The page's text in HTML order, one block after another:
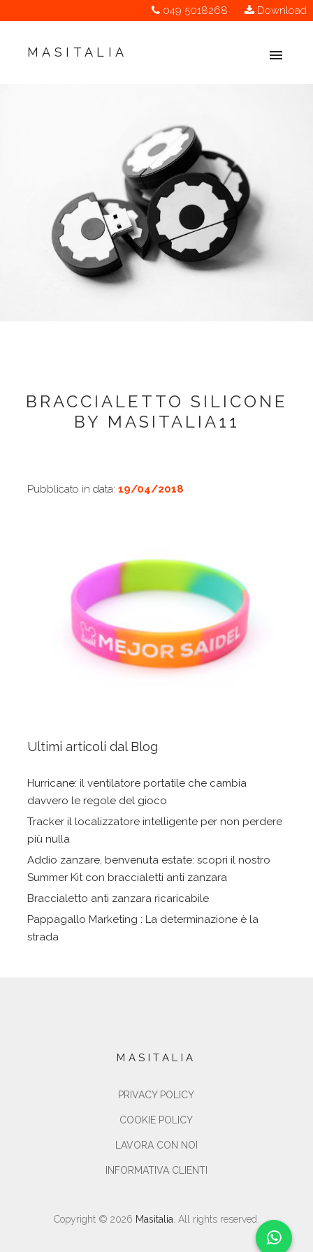
049 5018268 Download
MASITALIA
BRACCIALETTO SILICONE
BY MASITALIA11
Pubblicato in data:19/04/2018
Ultimi articoli dal Blog
Hurricane: il ventilatore portatile che cambia
davvero le regole del gioco
Tracker il localizzatore intelligente per non perdere
più nulla
Addio zanzare, benvenuta estate: scopri il nostro
Summer Kit con braccialetti anti zanzara
Braccialetto anti zanzara ricaricabile
Pappagallo Marketing : La determinazione è la
strada
MASITALIA
PRIVACY POLICY
COOKIE POLICY
LAVORA CON NOI
INFORMATIVA CLIENTI
Copyright © 2026 Masitalia . All rights reserved.